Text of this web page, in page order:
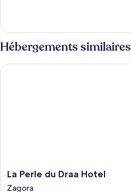
le
type
de
chambre
Suite
Hébergements similaires
La
Perle
La Perle du Draa Hotel
Zagora
La Perle du Draa Hotel